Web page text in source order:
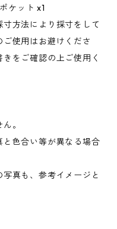
ケット x1
方法により採寸をして
使用はお避けくださ
をご確認の上ご使用く
。
と色合い等が異なる場合
真も、参考イメージと